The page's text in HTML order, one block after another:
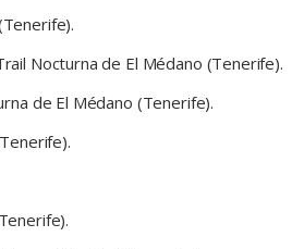
Nocturna de El Médano (Tenerife).
de El Médano (Tenerife).